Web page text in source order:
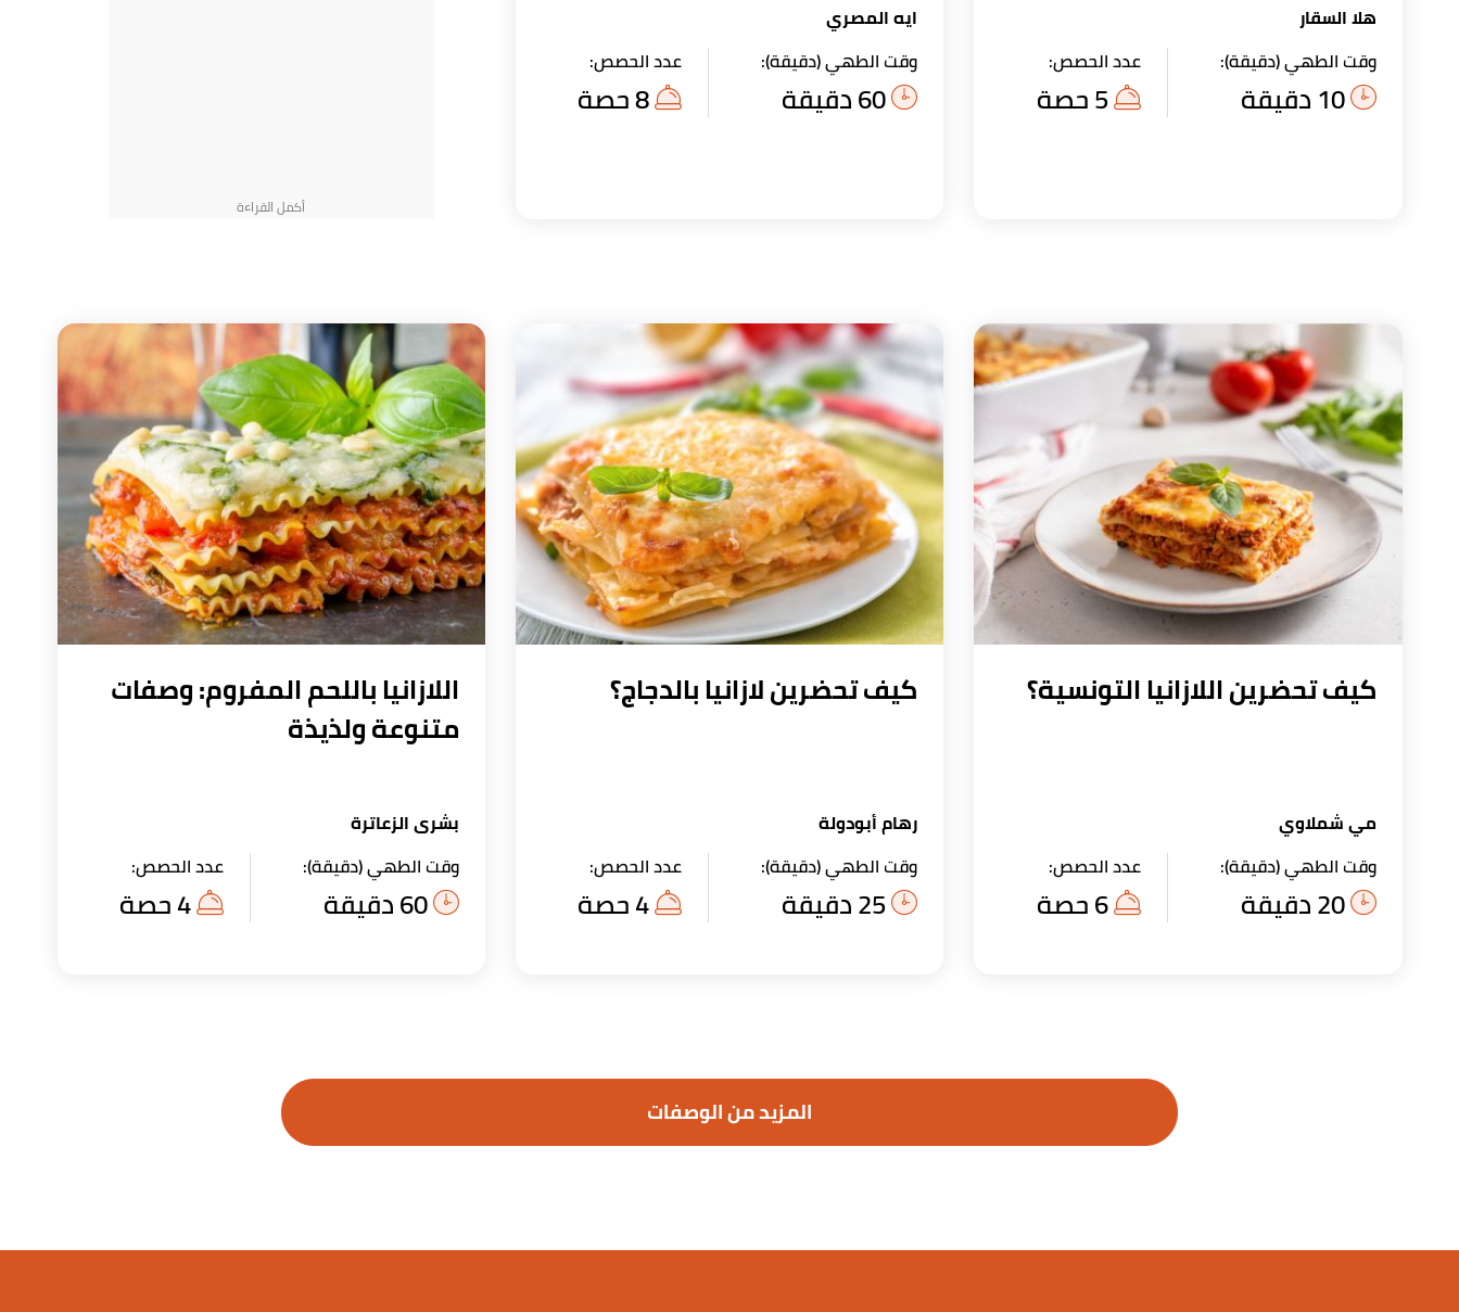
هلا السقار
وقت الطهي (دقيقة):
10 دقيقة
عدد الحصص:
5 حصة
ايه المصري
وقت الطهي (دقيقة):
60 دقيقة
عدد الحصص:
8 حصة
كيف تحضرين اللازانيا التونسية؟
مي شملاوي
وقت الطهي (دقيقة):
20 دقيقة
عدد الحصص:
6 حصة
كيف تحضرين لازانيا بالدجاج؟
رهام أبودولة
وقت الطهي (دقيقة):
25 دقيقة
عدد الحصص:
4 حصة
اللازانيا باللحم المفروم: وصفات
متنوعة ولذيذة
بشرى الزعاترة
وقت الطهي (دقيقة):
60 دقيقة
عدد الحصص:
4 حصة